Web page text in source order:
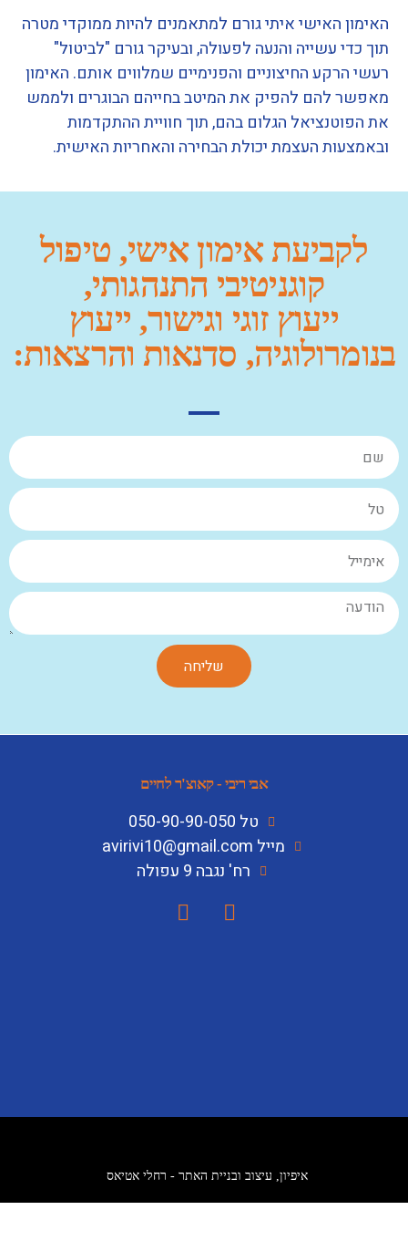
האימון האישי איתי גורם למתאמנים להיות ממוקדי מטרה
תוך כדי עשייה והנעה לפעולה, ובעיקר גורם "לביטול"
רעשי הרקע החיצוניים והפנימיים שמלווים אותם. האימון
מאפשר להם להפיק את המיטב בחייהם הבוגרים ולממש
את הפוטנציאל הגלום בהם, תוך חוויית ההתקדמות
ובאמצעות העצמת יכולת הבחירה והאחריות האישית.
לקביעת אימון אישי, טיפול
קוגניטיבי התנהגותי,
ייעוץ זוגי וגישור, ייעוץ
בנומרולוגיה, סדנאות והרצאות:
שליחה
אבי ריבי - קאוצ'ר לחיים
טל 050-90-90-050
מייל avirivi10@gmail.com
רח' נגבה 9 עפולה
איפיון, עיצוב ובניית האתר - רחלי אטיאס